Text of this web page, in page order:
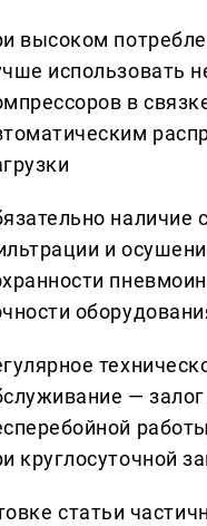
высоком
использовать
в
наличие
и
— залог
круглосуточной
статьи